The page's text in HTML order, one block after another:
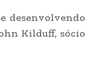
desenvolvendo
Kilduff, sócio